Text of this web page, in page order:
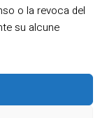
o la revoca del
su alcune